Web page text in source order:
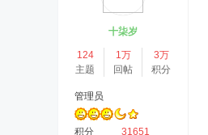
十柒岁
124
主题
1万
回帖
3万
积分
管理员
积分 31651